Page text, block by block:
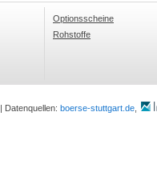
Optionsscheine
Rohstoffe
| Datenquellen: boerse-stuttgart.de